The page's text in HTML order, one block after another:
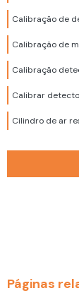
Calibração de
Calibração de
Calibração
Calibrar
Cilindro de ar
Cilindro de ar
Cinto de
Páginas